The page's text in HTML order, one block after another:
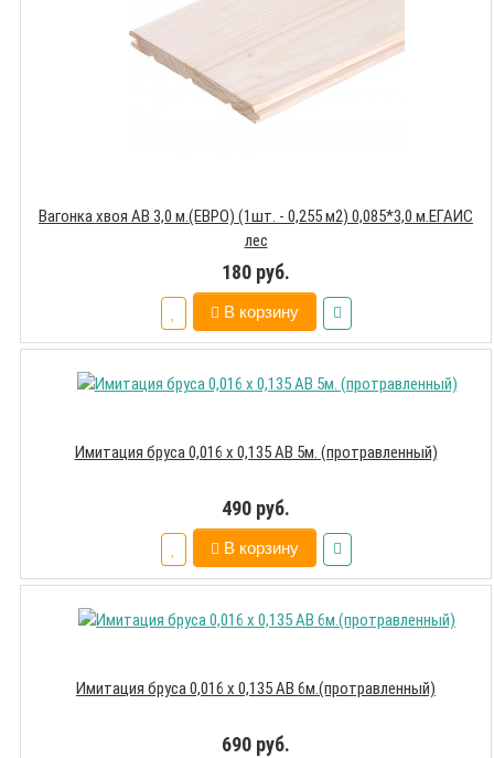
Вагонка хвоя АВ 3,0 м.(ЕВРО) (1шт. - 0,255 м2) 0,085*3,0 м.ЕГАИС
лес
180 руб.
В корзину
Имитация бруса 0,016 х 0,135 АВ 5м. (протравленный)
490 руб.
В корзину
Имитация бруса 0,016 х 0,135 АВ 6м.(протравленный)
690 руб.